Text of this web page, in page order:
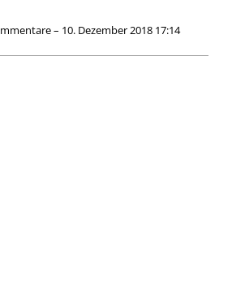
– 10. Dezember 2018 17:14